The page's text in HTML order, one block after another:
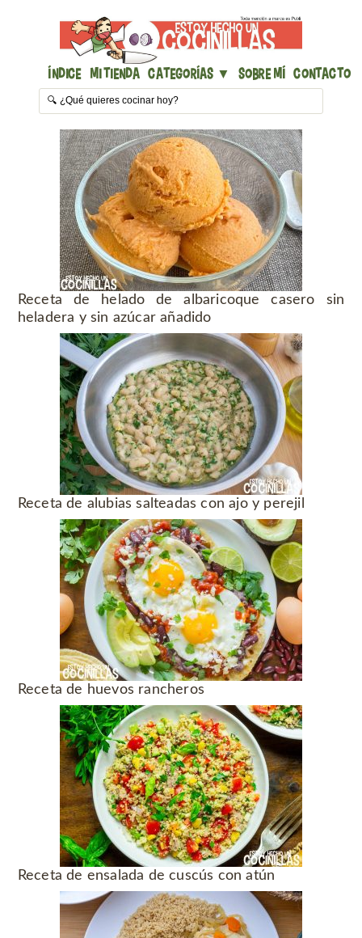
Índice Mi Tienda Categorías ▼ Sobre mí Contacto
Receta de helado de albaricoque casero sin
heladera y sin azúcar añadido
Receta de alubias salteadas con ajo y perejil
Receta de huevos rancheros
Receta de ensalada de cuscús con atún